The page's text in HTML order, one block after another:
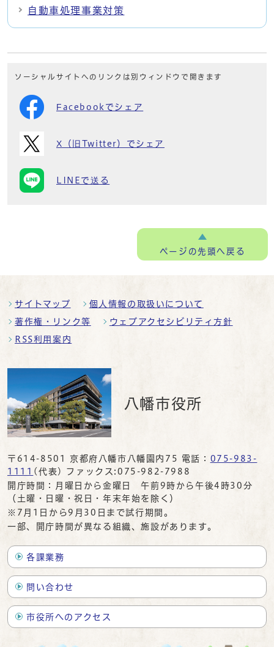
自動車処理事業対策
ソーシャルサイトへのリンクは別ウィンドウで開きます
Facebookでシェア
X（旧Twitter）でシェア
LINEで送る
ページの先頭へ戻る
サイトマップ 個人情報の取扱いについて
著作権・リンク等 ウェブアクセシビリティ方針
RSS利用案内
八幡市役所
〒614-8501 京都府八幡市八幡園内75 電話： 075-983-
1111 (代表) ファックス:075-982-7988
開庁時間：月曜日から金曜日 午前9時から午後4時30分
（土曜・日曜・祝日・年末年始を除く）
※7月1日から9月30日まで試行期間。
一部、開庁時間が異なる組織、施設があります。
各課業務
問い合わせ
市役所へのアクセス